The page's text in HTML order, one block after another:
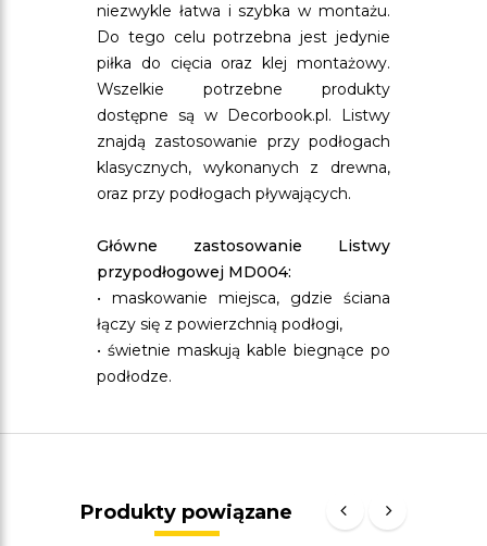
niezwykle łatwa i szybka w montażu.
Do tego celu potrzebna jest jedynie
piłka do cięcia oraz klej montażowy.
Wszelkie potrzebne produkty
dostępne są w Decorbook.pl. Listwy
znajdą zastosowanie przy podłogach
klasycznych, wykonanych z drewna,
oraz przy podłogach pływających.
Główne zastosowanie Listwy
przypodłogowej MD004:
• maskowanie miejsca, gdzie ściana
łączy się z powierzchnią podłogi,
• świetnie maskują kable biegnące po
podłodze.
Produkty powiązane